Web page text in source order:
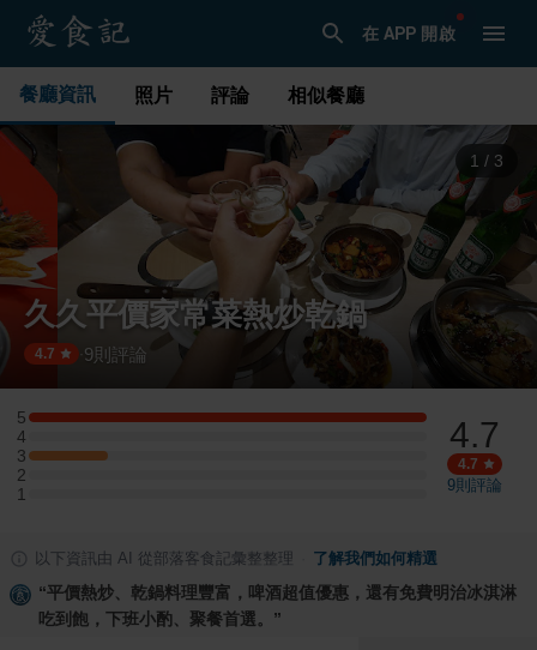
在 APP 開啟
餐廳資訊 照片 評論 相似餐廳
1 / 3
久久平價家常菜熱炒乾鍋
4.7 9則評論
5
5 星：5 則評論
4
4 星：0 則評論
3
3 星：1 則評論
2
2 星：0 則評論
1
1 星：0 則評論
4.7
4.7
9則評論
以下資訊由 AI 從部落客食記彙整整理 了解我們如何精選
“平價熱炒、乾鍋料理豐富，啤酒超值優惠，還有免費明治冰淇淋
吃到飽，下班小酌、聚餐首選。 ”